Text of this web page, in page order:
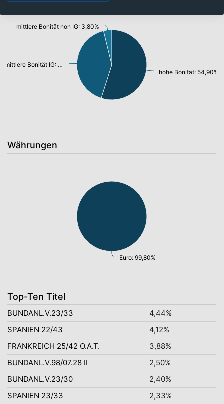
hohe Bonität: 54,90%
mittlere Bonität IG: 41,30%
mittlere Bonität non IG: 3,80%
Währungen
Euro: 99,80%
Top-Ten Titel
BUNDANL.V.23/33
4,44%
SPANIEN 22/43
4,12%
FRANKREICH 25/42 O.A.T.
3,88%
BUNDANL.V.98/07.28 II
2,50%
BUNDANL.V.23/30
2,40%
SPANIEN 23/33
2,33%